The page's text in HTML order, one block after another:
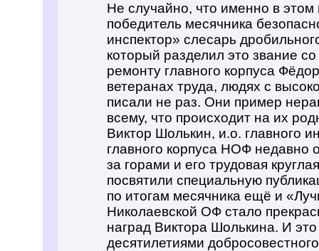
Не случайно, что именно в
победитель месячника
инспектор» слесарь
который разделил это звание
ремонту главного корпуса
ветеранах труда, людях с
писали не раз. Они пример
всему, что происходит на их
Виктор Шолькин, и.о. главного
главного корпуса НОФ недавно
за горами и его трудовая
посвятили специальную
по итогам месячника ещё и
Николаевской ОФ стало
наград Виктора Шолькина. И
десятилетиями